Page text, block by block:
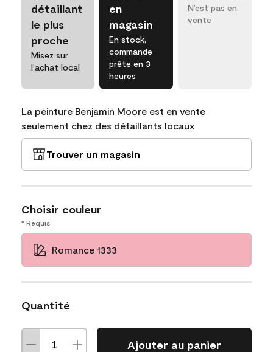
détaillant
le plus
proche
Misez sur
l’achat local
en
magasin
En stock,
commande
prête en 3
heures
N’est pas en
vente
La peinture Benjamin Moore est en vente
seulement chez des détaillants locaux
Trouver un magasin
Choisir couleur
* Requis
Romance 1333
Quantité
Ajouter au panier